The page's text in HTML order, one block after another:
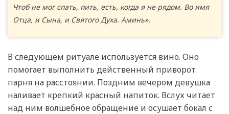
Чтоб не мог спать, пить, есть, когда я не рядом. Во имя
Отца, и Сына, и Святого Духа. Аминь».
В следующем ритуале используется вино. Оно
помогает выполнить действенный приворот
парня на расстоянии. Поздним вечером девушка
наливает крепкий красный напиток. Вслух читает
над ним волшебное обращение и осушает бокал с